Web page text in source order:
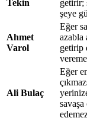
Tekin
getirir;
şeye
Ahmet
Varol
Eğer
azabla
getirip
Ali Bulaç
Eğer
savaşa